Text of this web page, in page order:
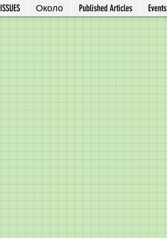
ISSUES Около Published Articles Events